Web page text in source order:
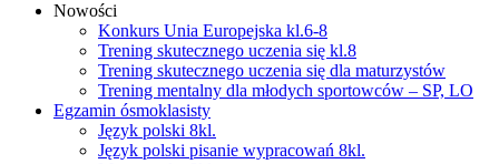
Nowości
Konkurs Unia Europejska kl.6-8
Trening skutecznego uczenia się kl.8
Trening skutecznego uczenia się dla maturzystów
Trening mentalny dla młodych sportowców – SP, LO
Egzamin ósmoklasisty
Język polski 8kl.
Język polski pisanie wypracowań 8kl.